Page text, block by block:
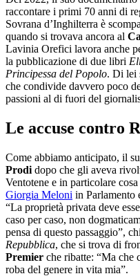
raccontare i primi 70 anni di
Sovrana d’Inghilterra è
quando si trovava ancora al
Lavinia Orefici lavora anche
la pubblicazione di due libri
Principessa del Popolo. Di lei
che condivide davvero poco
passioni al di fuori del
Le accuse contro
Come abbiamo anticipato, il
Prodi dopo che gli aveva
Ventotene e in particolare
Giorgia Meloni in Parlamento
“La proprietà privata deve
caso per caso, non
pensa di questo passaggio”,
Repubblica, che si trova di
Premier che ribatte: “Ma che
roba del genere in vita mia”.